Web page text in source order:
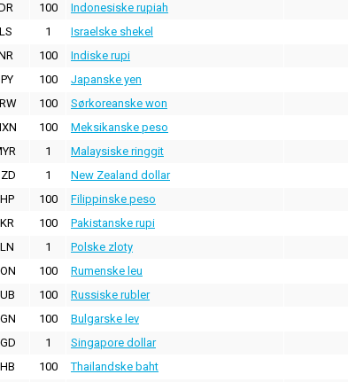
100 Indonesiske rupiah
1 Israelske shekel
100 Indiske rupi
100 Japanske yen
100 Sørkoreanske won
100 Meksikanske peso
1 Malaysiske ringgit
1 New Zealand dollar
100 Filippinske peso
100 Pakistanske rupi
1 Polske zloty
100 Rumenske leu
100 Russiske rubler
100 Bulgarske lev
1 Singapore dollar
100 Thailandske baht